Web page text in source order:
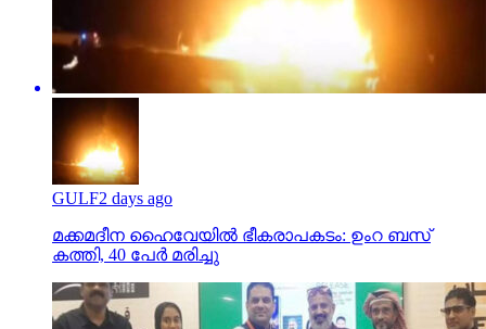
GULF2 days ago
മക്കമദീന ഹൈവേയില്‍ ഭീകരാപകടം: ഉംറ ബസ്
കത്തി, 40 പേര്‍ മരിച്ചു